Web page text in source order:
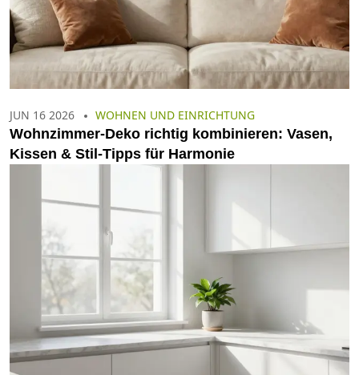
JUN 16 2026 WOHNEN UND EINRICHTUNG
Wohnzimmer-Deko richtig kombinieren: Vasen,
Kissen & Stil-Tipps für Harmonie